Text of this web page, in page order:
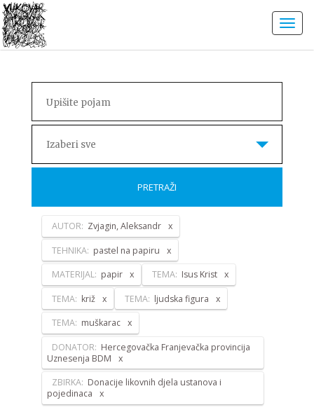
Izaberi sve
PRETRAŽI
AUTOR: Zvjagin, Aleksandr
TEHNIKA: pastel na papiru
MATERIJAL: papir TEMA: Isus Krist
TEMA: križ TEMA: ljudska figura
TEMA: muškarac
DONATOR: Hercegovačka Franjevačka provincija
Uznesenja BDM
ZBIRKA: Donacije likovnih djela ustanova i
pojedinaca